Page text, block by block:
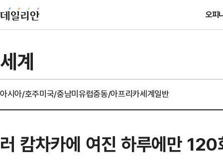
오피
세계
아시아/호주미국/중남미유럽중동/아프리카세계일반
러 캄차카에 여진 하루에만